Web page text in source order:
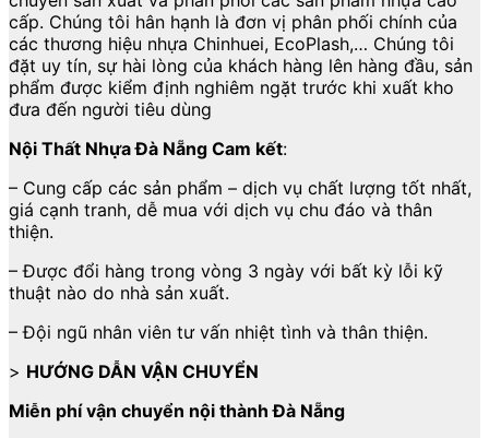
cấp. Chúng tôi hân hạnh là đơn vị phân phối chính của
các thương hiệu nhựa Chinhuei, EcoPlash,… Chúng tôi
đặt uy tín, sự hài lòng của khách hàng lên hàng đầu, sản
phẩm được kiểm định nghiêm ngặt trước khi xuất kho
đưa đến người tiêu dùng
Nội Thất Nhựa Đà Nẵng Cam kết:
– Cung cấp các sản phẩm – dịch vụ chất lượng tốt nhất,
giá cạnh tranh, dễ mua với dịch vụ chu đáo và thân
thiện.
– Được đổi hàng trong vòng 3 ngày với bất kỳ lỗi kỹ
thuật nào do nhà sản xuất.
– Đội ngũ nhân viên tư vấn nhiệt tình và thân thiện.
> HƯỚNG DẪN VẬN CHUYỂN
Miễn phí vận chuyển nội thành Đà Nẵng